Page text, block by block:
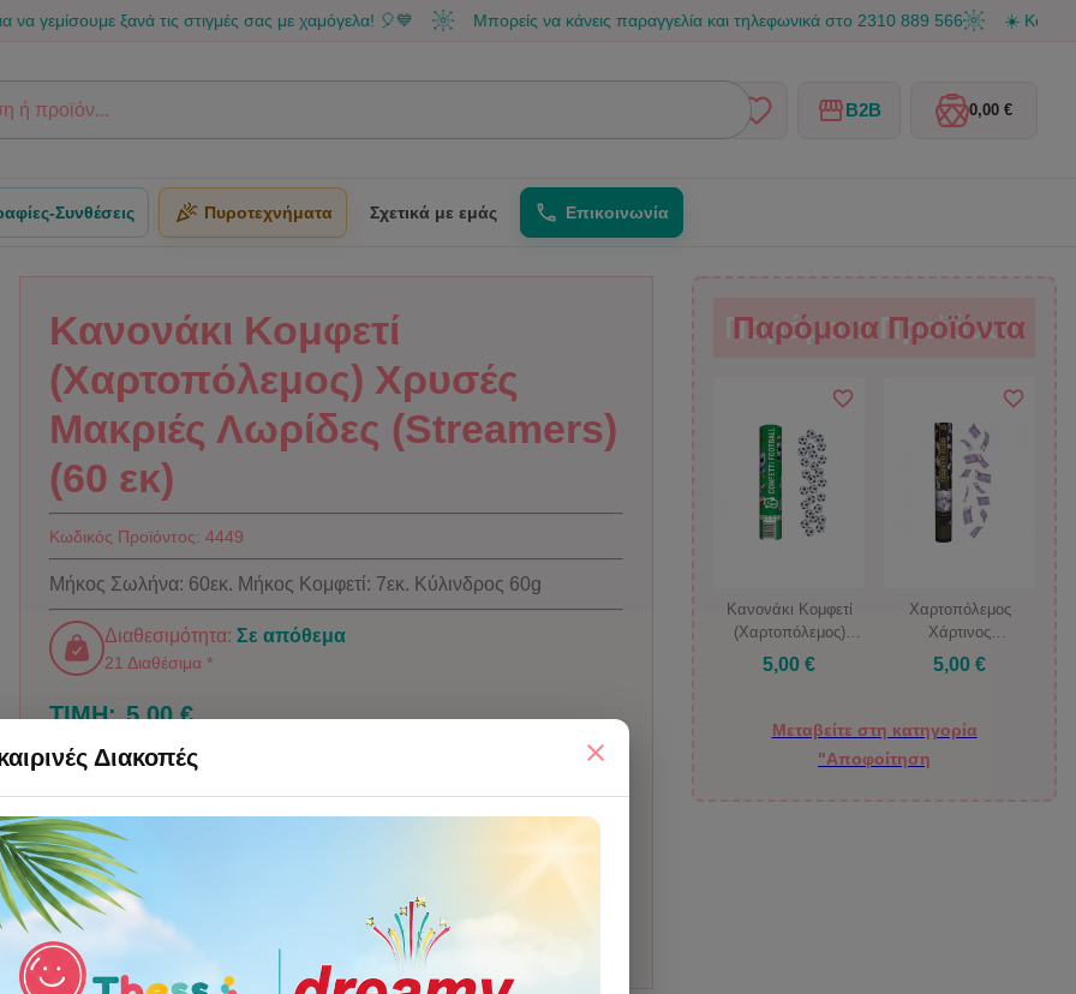
ξανά τις στιγμές σας με χαμόγελα! 🎈💙 Μπορείς να κάνεις παραγγελία και τηλεφωνικά στο 2310 889 566 ☀️ Καλοκαιρινές
B2B 0,00 €
Συνθέσεις Πυροτεχνήματα Σχετικά με εμάς Επικοινωνία
Κανονάκι Κομφετί
(Χαρτοπόλεμος) Χρυσές
Μακριές Λωρίδες (Streamers)
(60 εκ)
Κωδικός Προϊόντος: 4449
Μήκος Σωλήνα: 60εκ. Μήκος Κομφετί: 7εκ. Κύλινδρος 60g
Διαθεσιμότητα: Σε απόθεμα
21 Διαθέσιμα *
ΤΙΜΗ: 5,00 €
Προσθήκη στο καλάθι
Παρόμοια Προϊόντα
Παρόμοια Προϊόντα
Κανονάκι Κομφετί
(Χαρτοπόλεμος)
Μπάλες
Ποδοσφαίρου 30 εκ.
5,00 €
Χαρτοπόλεμος
Χάρτινος
Χαρτονομίσματα
500€ 40 εκ.
5,00 €
Μεταβείτε στη κατηγορία
"Αποφοίτηση
Διακοπές